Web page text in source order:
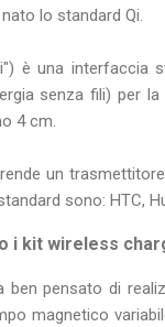
lo standard Qi.
è una interfaccia
senza fili) per
4 cm.
un
sono: HTC,
i kit wireless
ben pensato di
magnetico